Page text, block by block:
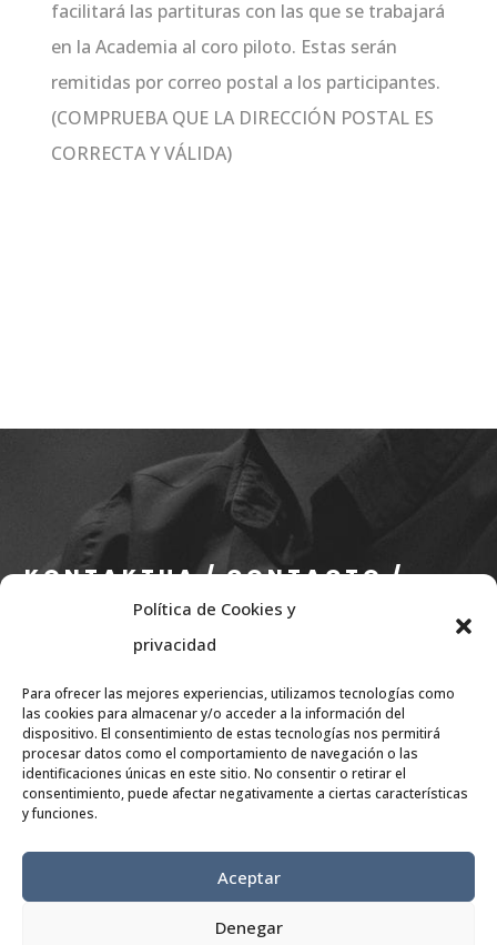
Política de Cookies y
privacidad
Para ofrecer las mejores experiencias, utilizamos tecnologías como
las cookies para almacenar y/o acceder a la información del
dispositivo. El consentimiento de estas tecnologías nos permitirá
procesar datos como el comportamiento de navegación o las
identificaciones únicas en este sitio. No consentir o retirar el
consentimiento, puede afectar negativamente a ciertas características
y funciones.
Aceptar
Denegar
facilitará las partituras con las que se trabajará
en la Academia al coro piloto. Estas serán
remitidas por correo postal a los participantes.
(COMPRUEBA QUE LA DIRECCIÓN POSTAL ES
CORRECTA Y VÁLIDA)
KONTAKTUA / CONTACTO /
CONTACT
+34 656 79 07 36
SARE SOZIALAK / REDES
SOCIALES/